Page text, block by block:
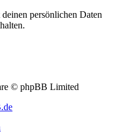
persönlichen Daten
© phpBB Limited